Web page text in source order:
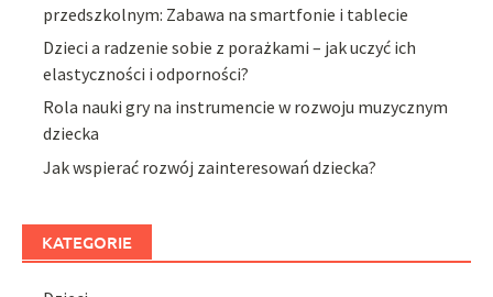
przedszkolnym: Zabawa na smartfonie i tablecie
Dzieci a radzenie sobie z porażkami – jak uczyć ich
elastyczności i odporności?
Rola nauki gry na instrumencie w rozwoju muzycznym
dziecka
Jak wspierać rozwój zainteresowań dziecka?
KATEGORIE